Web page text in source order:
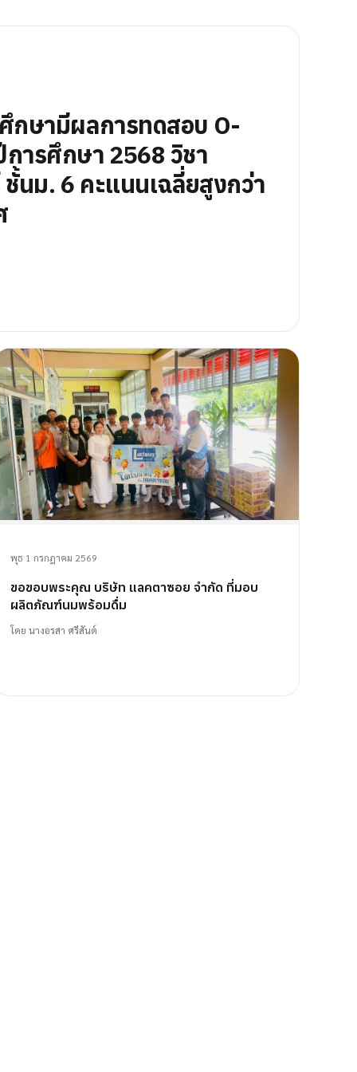
กษามีผลการทดสอบ O-
การศึกษา 2568 วิชา
นม. 6 คะแนนเฉลี่ยสูงกว่า
พุธ 1 กรกฎาคม 2569
ขอขอบพระคุณ บริษัท แลคตาซอย จำกัด ที่มอบ
ผลิตภัณฑ์นมพร้อมดื่ม
โดย นางอรสา ศรีสันต์